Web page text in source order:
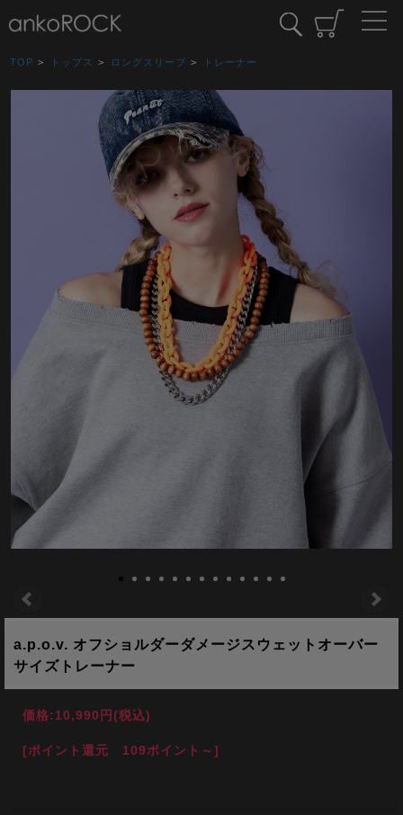
TOP > トップス > ロングスリーブ > トレーナー
a.p.o.v. オフショルダーダメージスウェットオーバー
サイズトレーナー
価格:10,990円(税込)
[ポイント還元 109ポイント～]